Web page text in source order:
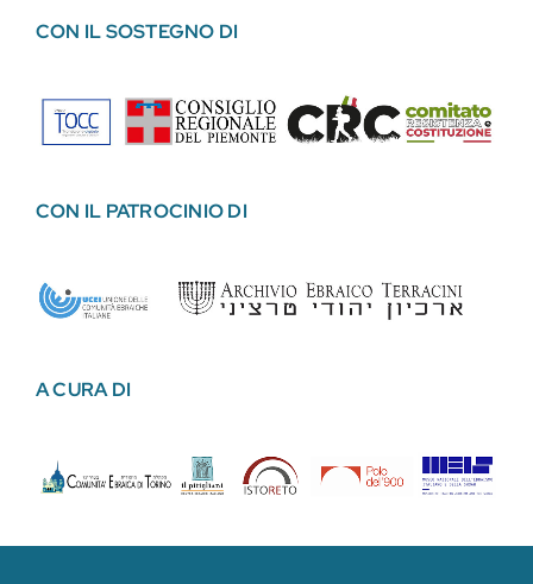
CON IL SOSTEGNO DI
CON IL PATROCINIO DI
A CURA DI